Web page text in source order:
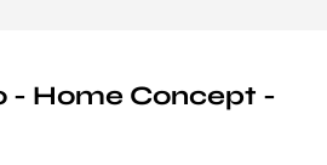
- Home Concept -